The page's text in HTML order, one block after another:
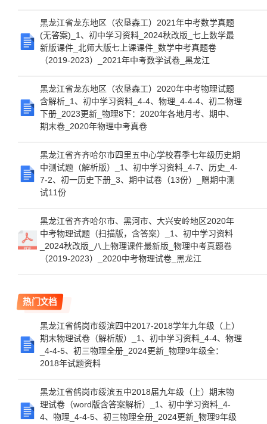
黑龙江省龙东地区（农垦森工）2021年中考数学真题
(无答案)_1、初中学习资料_2024秋改版_七上数学最
新版课件_北师大版七上课课件_数学中考真题卷
（2019-2023）_2021年中考数学试卷_黑龙江
黑龙江省龙东地区（农垦森工）2020年中考物理试题
含解析_1、初中学习资料_4-4、物理_4-4-4、初二物理
下册_2023更新_物理8下：2020年各地月考、期中、
期末卷_2020年物理中考真卷
黑龙江省齐齐哈尔市四里五中心学校春季七年级历史期
中测试题（解析版）_1、初中学习资料_4-7、历史_4-
7-2、初一历史下册_3、期中试卷（13份）_赠期中测
试11份
黑龙江省齐齐哈尔市、黑河市、大兴安岭地区2020年
中考物理试题（扫描版，含答案）_1、初中学习资料
_2024秋改版_八上物理课件最新版_物理中考真题卷
（2019-2023）_2020中考物理试卷_黑龙江
热门文档
黑龙江省鹤岗市绥滨四中2017-2018学年九年级（上）
期末物理试卷（解析版）_1、初中学习资料_4-4、物理
_4-4-5、初三物理全册_2024更新_物理9年级全：
2018年试题资料
黑龙江省鹤岗市绥滨五中2018届九年级（上）期末物
理试卷（word版含答案解析）_1、初中学习资料_4-
4、物理_4-4-5、初三物理全册_2024更新_物理9年级